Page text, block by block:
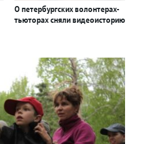
О петербургских волонтерах-
тьюторах сняли видеоисторию